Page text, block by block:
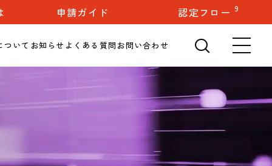
申請ガイド 認定フロー 9
ついて お知らせ よくある質問 お問い合わせ 🔍